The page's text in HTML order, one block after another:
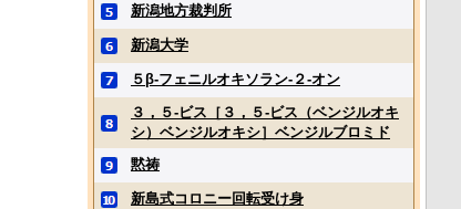
新潟地方裁判所
新潟大学
５β‐フェニルオキソラン‐２‐オン
３，５‐ビス［３，５‐ビス（ベンジルオキ
シ）ベンジルオキシ］ベンジルブロミド
黙祷
新島式コロニー回転受け身